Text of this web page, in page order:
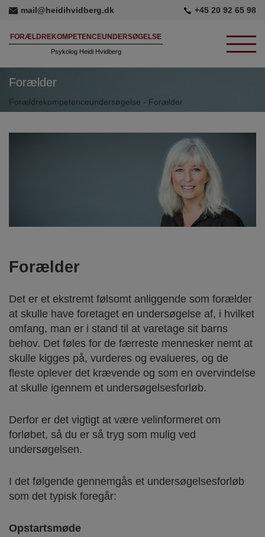
FORÆLDREKOMPETENCEUNDERSØGELSER
Prognosevurdering
Tilknytningsundersøgelser
+45 20 92 65 98
mail@heidihvidberg.dk
FORÆLDREKOMPETENCEUNDERSØGELSE
Psykolog Heidi Hvidberg
Forælder
Forældrekompetenceundersøgelse - Forælder
Forælder
Det er et ekstremt følsomt anliggende som forælder
at skulle have foretaget en undersøgelse af, i hvilket
omfang, man er i stand til at varetage sit barns
behov. Det føles for de færreste mennesker nemt at
skulle kigges på, vurderes og evalueres, og de
fleste oplever det krævende og som en overvindelse
at skulle igennem et undersøgelsesforløb.
Derfor er det vigtigt at være velinformeret om
forløbet, så du er så tryg som mulig ved
undersøgelsen.
I det følgende gennemgås et undersøgelsesforløb
som det typisk foregår:
Opstartsmøde